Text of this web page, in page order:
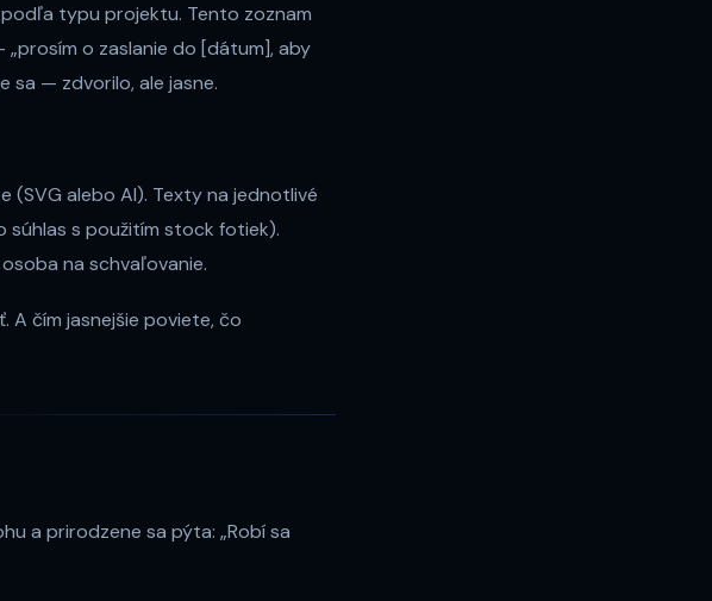
typu projektu. Tento zoznam
o zaslanie do [dátum], aby
sa — zdvorilo, ale jasne.
alebo AI). Texty na jednotlivé
s použitím stock fotiek).
na schvaľovanie.
A čím jasnejšie poviete, čo
a prirodzene sa pýta: „Robí sa